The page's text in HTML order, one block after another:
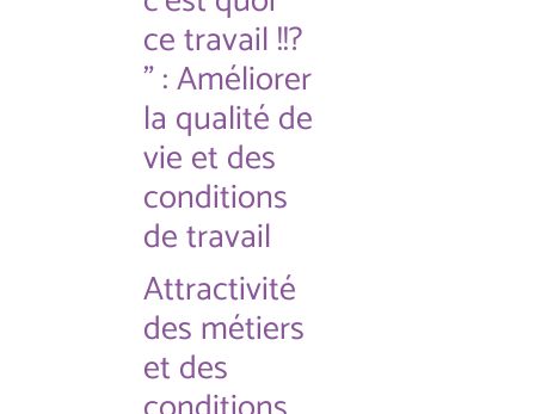
ce travail !!?
" : Améliorer
la qualité de
vie et des
conditions
de travail
Attractivité
des métiers
et des